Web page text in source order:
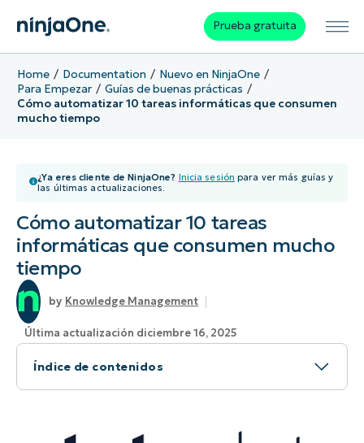
Prueba gratuita
Home Documentation
Nuevo en NinjaOne
Para Empezar
Guías de buenas prácticas
Cómo automatizar 10 tareas informáticas que consumen
mucho tiempo
¿Ya eres cliente de NinjaOne? Inicia sesión para ver más guías y
las últimas actualizaciones.
Cómo automatizar 10 tareas
informáticas que consumen mucho
tiempo
Knowledge Management
Última actualización diciembre 16, 2025
Índice de contenidos
Índice